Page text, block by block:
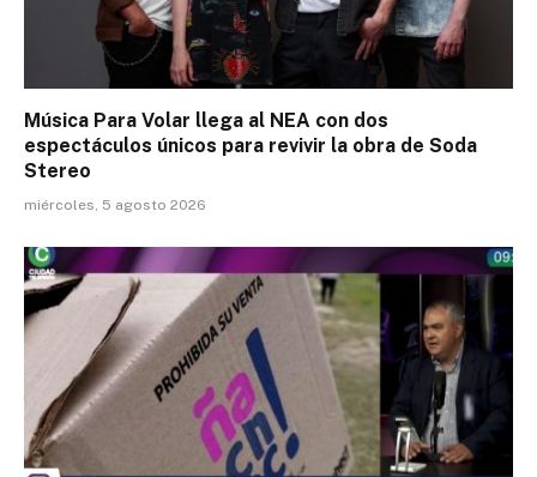
Música Para Volar llega al NEA con dos
espectáculos únicos para revivir la obra de Soda
Stereo
miércoles, 5 agosto 2026